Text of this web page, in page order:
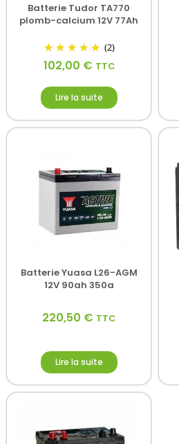
Batterie Tudor TA770
plomb-calcium 12V 77Ah
(2)
102,00 € TTC
Lire la suite
Batterie Yuasa L26-AGM
12V 90ah 350a
220,50 € TTC
Lire la suite